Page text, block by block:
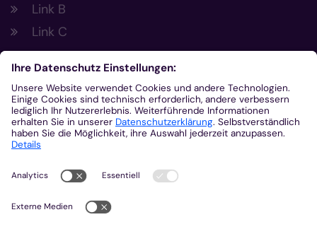
Link B
Link C
Footer Links 2
Link A
Link B
Link C
Kontakt
Gemeinsam.Vernetzt.Digital